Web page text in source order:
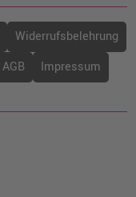
Widerrufsbelehrung
AGB Impressum